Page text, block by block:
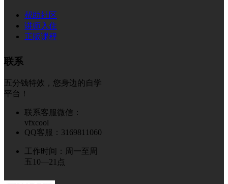
帮助社区
讲师入住
正版课程
联系
五分钱特效，您身边的自学
平台！
联系客服微信：
vfxcool
QQ客服：3169811060
工作时间：周一至周
五10—21点